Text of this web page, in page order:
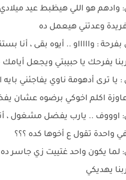
هو اللي هيظبط عيد
وعدتني هيعمل ده
: واااااو .. أيوه بقى ، أنا
يفرحك يا حبيبتي ويجعل أيامك
ترى أدهومة ناوي يفاجئني بايه
اكلم اخوكي برضوه عشان
اوووف .. يارب يفضل مشغول ،
واحدة تقول ع أخوها كده ؟؟؟
يكون واحد غتييت زي جاسر ده
يهديكي